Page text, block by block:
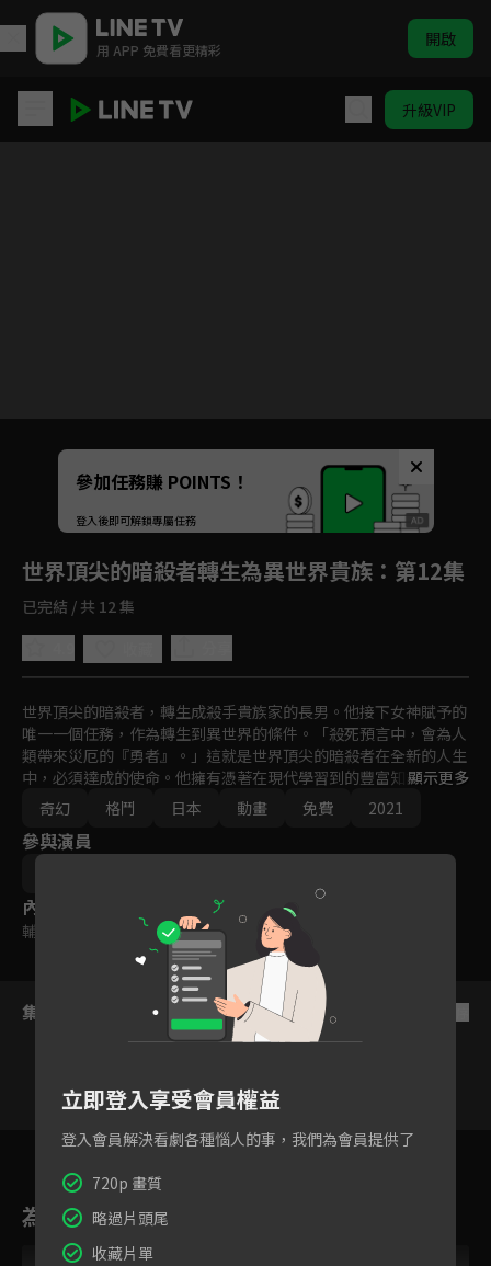
用 APP 免費看更精彩 開啟
升級VIP
Unmute
如有不便請見諒
參加任務賺 POINTS！
登入後即可解鎖專屬任務
世界頂尖的暗殺者轉生為異世界貴族 ：第12集
已完結 / 共 12 集
世界頂尖的暗殺者，轉生成殺手貴族家的長男。他接下女神賦予的
唯一一個任務，作為轉生到異世界的條件。「殺死預言中，會為人
類帶來災厄的『勇者』。」這就是世界頂尖的暗殺者在全新的人生
中，必須達成的使命。他擁有憑著在現代學習到的豐富知識和經
驗，將各式暗殺化為可能的技術，以及被譽為異世界最強殺手一族
的秘術與魔法。這些技能相輔相成，使他逐漸成長為史上無人能敵
的暗殺者——「有意思，沒想到重生了還要繼續暗殺。」轉生後的
「傳說暗殺者」將爬向更高的境界！突破極限的暗殺奇幻故事!!
顯示更多
奇幻
格鬥 日本 動畫 免費 2021
參與演員
內容標籤
輔導十二歲級
集數列表
7 8 9 10 11
為您推薦
立即登入享受會員權益
登入會員解決看劇各種惱人的事，我們為會員提供了
720p 畫質
略過片頭尾
收藏片單